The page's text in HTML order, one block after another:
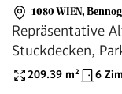
1080 WIEN,
Repräsentative
Stuckdecken,
Raumfolge
209.39 m² 6